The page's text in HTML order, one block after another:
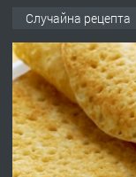
ПРЕДЛАГА
Случайна рецепта